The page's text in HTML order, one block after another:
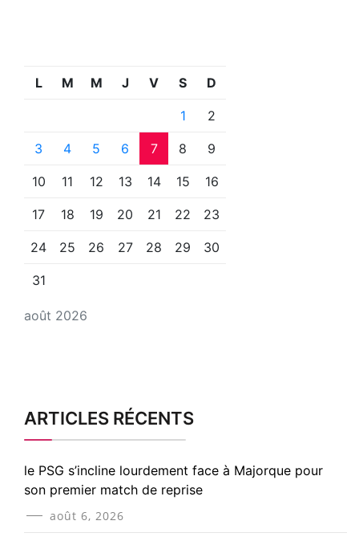
août 2026
L M M J V S D
1 2
3 4 5 6 7 8 9
10 11 12 13 14 15 16
17 18 19 20 21 22 23
24 25 26 27 28 29 30
31
ARTICLES RÉCENTS
le PSG s’incline lourdement face à Majorque pour
son premier match de reprise
août 6, 2026